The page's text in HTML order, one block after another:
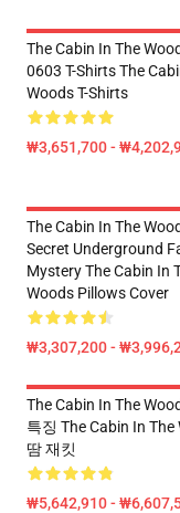
The Cabin In The
0603 T-Shirts The
Woods T-Shirts
₩3,651,700 -
The Cabin In The
Secret Underground
Mystery The Cabin In
Woods Pillows Cover
₩3,307,200 -
The Cabin In The
특징 The Cabin In The
땀 재킷
₩5,642,910 -